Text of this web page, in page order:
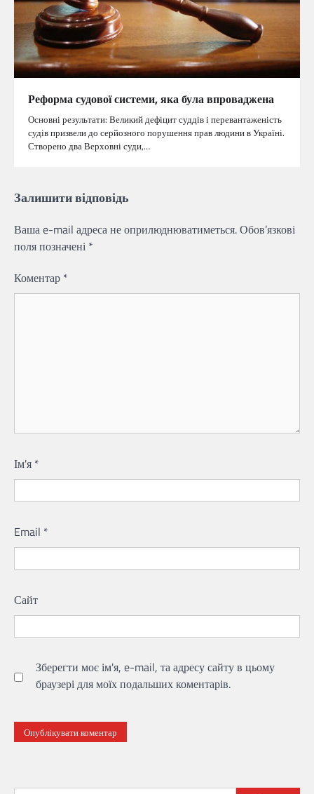
Реформа судової системи, яка була впроваджена
Основні результати: Великий дефіцит суддів і перевантаженість
судів призвели до серйозного порушення прав людини в Україні.
Створено два Верховні суди,…
Залишити відповідь
Ваша e-mail адреса не оприлюднюватиметься.Обов’язкові
поля позначені *
Коментар *
Ім'я *
Email *
Сайт
Зберегти моє ім'я, e-mail, та адресу сайту в цьому
браузері для моїх подальших коментарів.